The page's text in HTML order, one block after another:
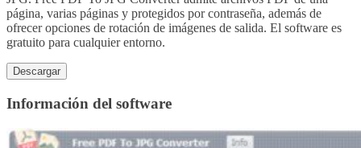
página, varias páginas y protegidos por contraseña, además de
ofrecer opciones de rotación de imágenes de salida. El software es
gratuito para cualquier entorno.
Descargar
Información del software